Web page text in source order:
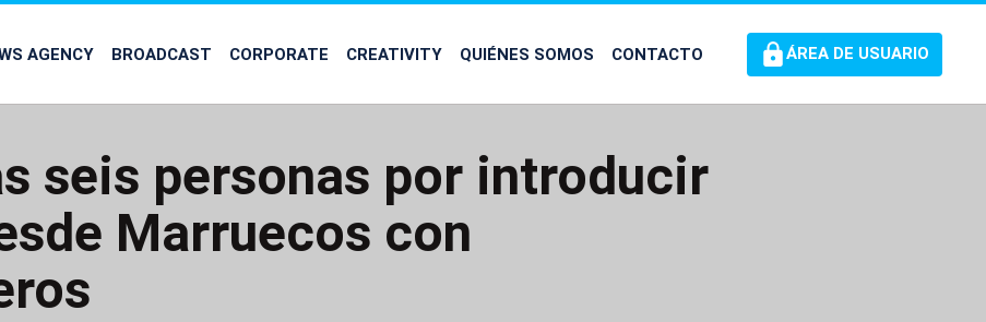
AGENCY BROADCAST CORPORATE CREATIVITY QUIÉNES SOMOS CONTACTO ÁREA DE USUARIO
seis personas por introducir
Marruecos con